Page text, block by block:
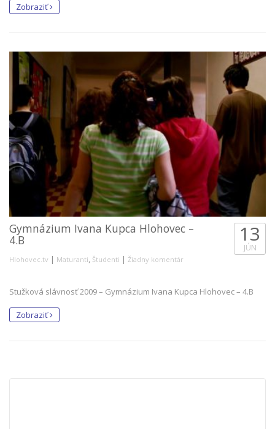
Zobraziť
Gymnázium Ivana Kupca Hlohovec –
4.B
Hlohovec.tv | Maturanti, Študenti | Žiadny komentár
13
JÚN
Stužková slávnosť 2009 – Gymnázium Ivana Kupca Hlohovec – 4.B
Zobraziť